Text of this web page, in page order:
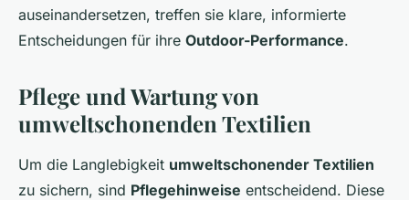
auseinandersetzen, treffen sie klare, informierte
Entscheidungen für ihre Outdoor-Performance.
Pflege und Wartung von
umweltschonenden Textilien
Um die Langlebigkeit umweltschonender Textilien
zu sichern, sind Pflegehinweise entscheidend. Diese